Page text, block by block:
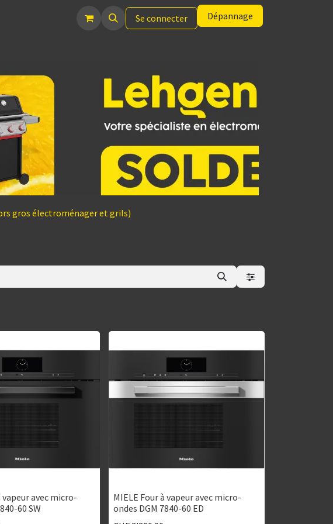
Se connecter Dépannage
gros électroménager et grils)
vapeur avec micro-
60 SW
MIELE Four à vapeur avec micro-
ondes DGM 7840-60 ED